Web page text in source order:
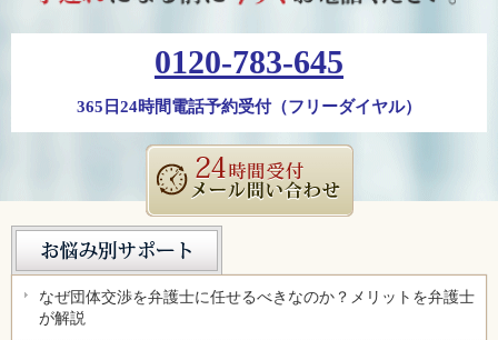
0120-783-645
365日24時間電話予約受付（フリーダイヤル）
なぜ団体交渉を弁護士に任せるべきなのか？メリットを弁護士
が解説